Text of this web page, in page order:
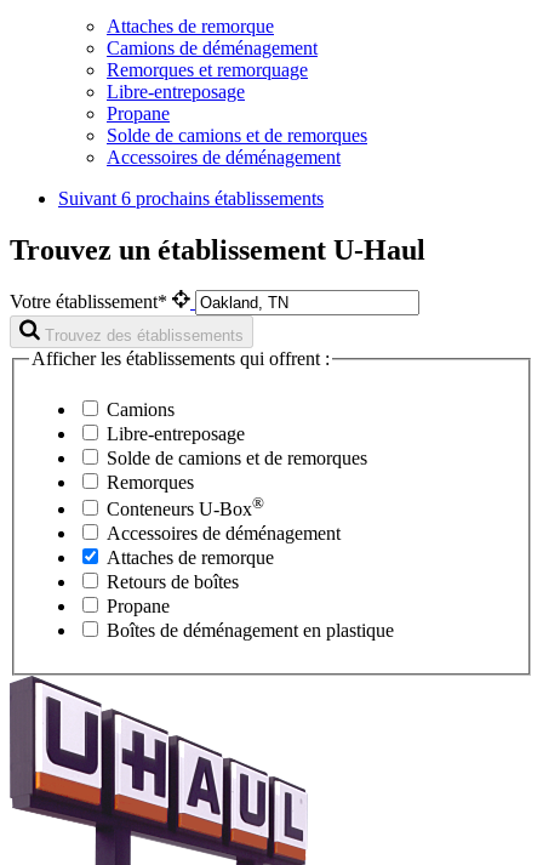
Attaches de remorque
Camions de déménagement
Remorques et remorquage
Libre-entreposage
Propane
Solde de camions et de remorques
Accessoires de déménagement
Suivant 6 prochains établissements
Trouvez un établissement U-Haul
Votre établissement*
Trouvez des établissements
Afficher les établissements qui offrent :
Camions
Libre-entreposage
Solde de camions et de remorques
Remorques
Conteneurs U-Box®
Accessoires de déménagement
Attaches de remorque
Retours de boîtes
Propane
Boîtes de déménagement en plastique